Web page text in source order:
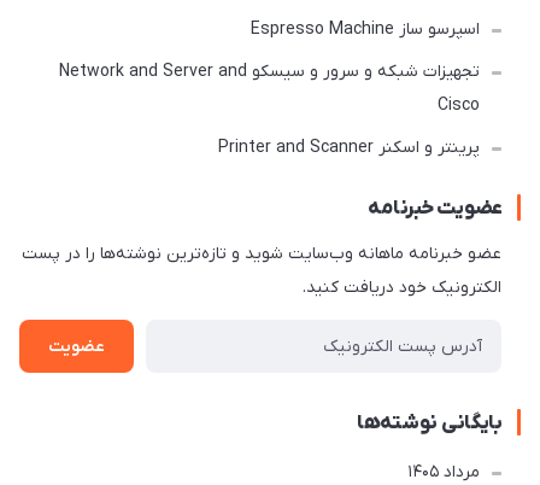
اسپرسو ساز Espresso Machine
تجهیزات شبکه و سرور و سیسکو Network and Server and
Cisco
پرینتر و اسکنر Printer and Scanner
عضویت خبرنامه
عضو خبرنامه ماهانه وب‌سایت شوید و تازه‌ترین نوشته‌ها را در پست
الکترونیک خود دریافت کنید.
عضویت
بایگانی نوشته‌ها
مرداد 1405